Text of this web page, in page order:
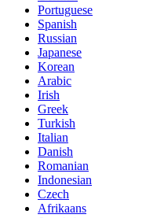
Portuguese
Spanish
Russian
Japanese
Korean
Arabic
Irish
Greek
Turkish
Italian
Danish
Romanian
Indonesian
Czech
Afrikaans